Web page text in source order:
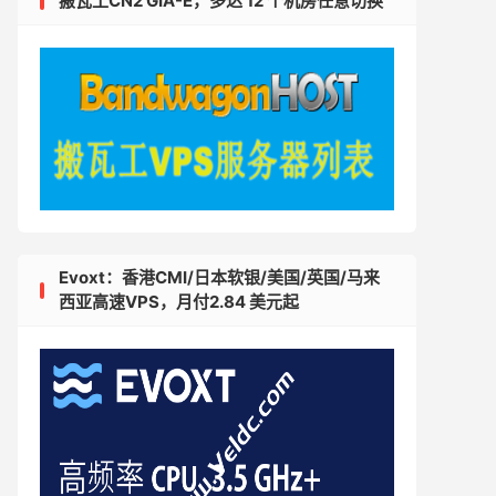
Evoxt：香港CMI/日本软银/美国/英国/马来
西亚高速VPS，月付2.84 美元起